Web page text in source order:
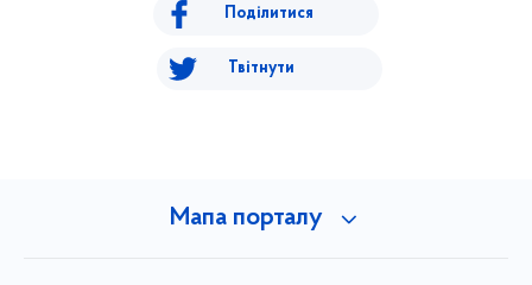
Поділитися
Твітнути
Мапа порталу